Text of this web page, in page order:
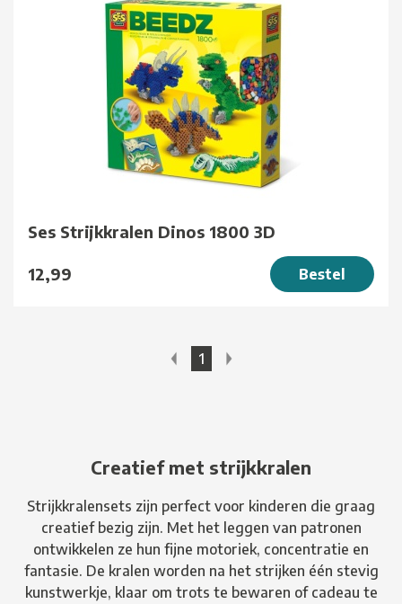
Ses Strijkkralen Dinos 1800 3D
12,99 Bestel
1
Creatief met strijkkralen
Strijkkralensets zijn perfect voor kinderen die graag
creatief bezig zijn. Met het leggen van patronen
ontwikkelen ze hun fijne motoriek, concentratie en
fantasie. De kralen worden na het strijken één stevig
kunstwerkje, klaar om trots te bewaren of cadeau te